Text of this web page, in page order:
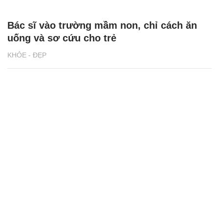
KHỎE - ĐẸP
Bác sĩ vào trường mầm non, chỉ cách ăn
uống và sơ cứu cho trẻ